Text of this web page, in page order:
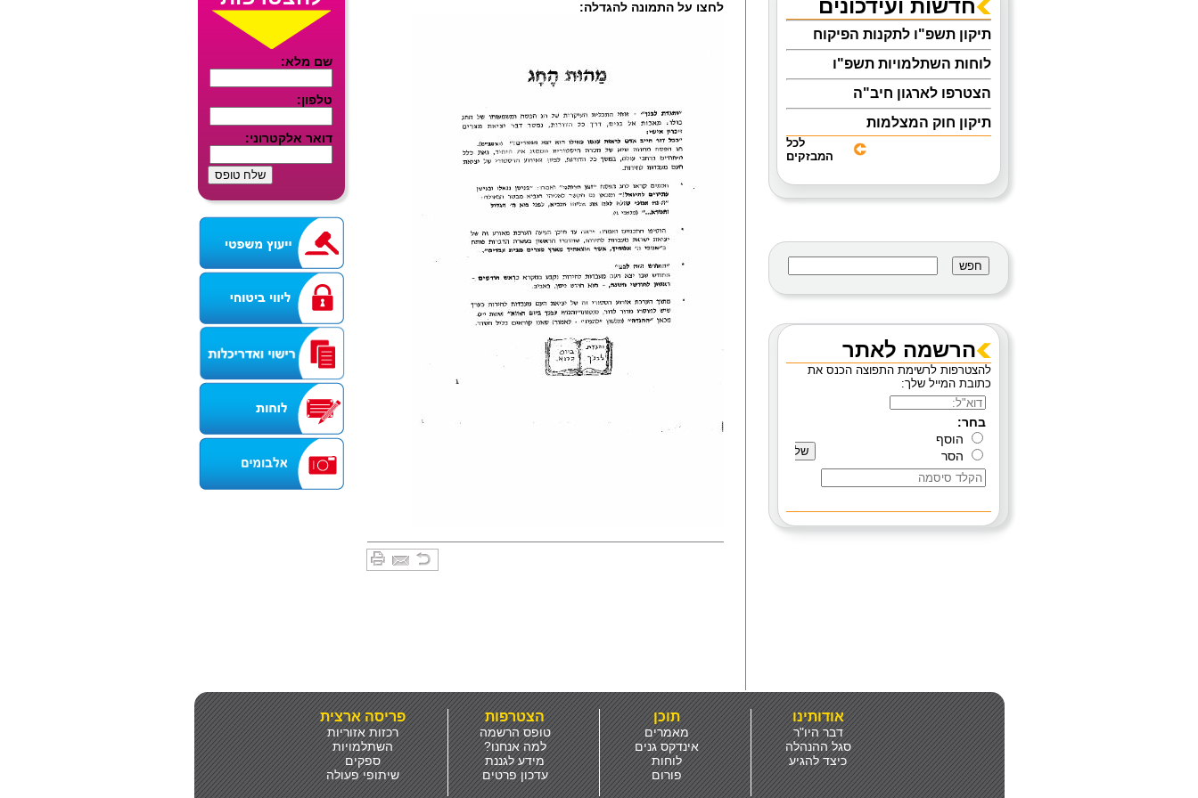
חדשות ועידכונים
תיקון תשפ"ו לתקנות הפיקוח
לוחות השתלמויות תשפ"ו
הצטרפו לארגון חיב"ה
תיקון חוק המצלמות
אוגדן הנחיות להפעלת מעון יום
מניעת נפילות בעת טיפול
והחתלה
מידע בנושא מטפי כיבוי אש
לכל
המבזקים
הרשמה לאתר
להצטרפות לרשימת התפוצה הכנס את
כתובת המייל שלך:
לחצו על התמונה להגדלה:
אודותינו
דבר היו"ר
סגל ההנהלה
כיצד להגיע
תוכן
מאמרים
אינדקס גנים
לוחות
פורום
הצטרפות
טופס הרשמה
למה אנחנו?
מידע לגננת
עדכון פרטים
פריסה ארצית
רכזות אזוריות
השתלמויות
ספקים
שיתופי פעולה